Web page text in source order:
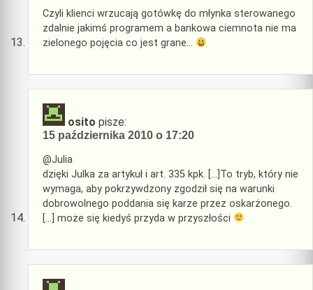
Czyli klienci wrzucają gotówkę do młynka sterowanego
zdalnie jakimś programem a bankowa ciemnota nie ma
zielonego pojęcia co jest grane…
osito pisze:
15 października 2010 o 17:20
@Julia
dzięki Julka za artykuł i art. 335 kpk. […]To tryb, który nie
wymaga, aby pokrzywdzony zgodził się na warunki
dobrowolnego poddania się karze przez oskarżonego.
[…] może się kiedyś przyda w przyszłości